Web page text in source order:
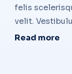
felis
velit.
Read more